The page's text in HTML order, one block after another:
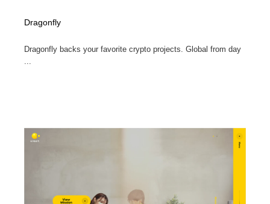
Dragonfly
Dragonfly backs your favorite crypto projects. Global from day